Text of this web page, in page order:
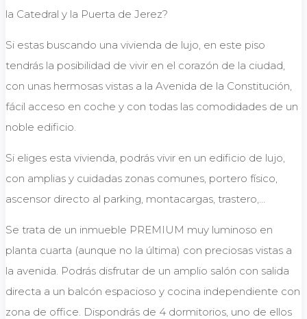
la Catedral y la Puerta de Jerez?
Si estas buscando una vivienda de lujo, en este piso
tendrás la posibilidad de vivir en el corazón de la ciudad,
con unas hermosas vistas a la Avenida de la Constitución,
fácil acceso en coche y con todas las comodidades de un
noble edificio.
Si eliges esta vivienda, podrás vivir en un edificio de lujo,
con amplias y cuidadas zonas comunes, portero físico,
ascensor directo al parking, montacargas, trastero,…
Se trata de un inmueble PREMIUM muy luminoso en
planta cuarta (aunque no la última) con preciosas vistas a
la avenida. Podrás disfrutar de un amplio salón con salida
directa a un balcón espacioso y cocina independiente con
zona de office. Dispondrás de 4 dormitorios, uno de ellos